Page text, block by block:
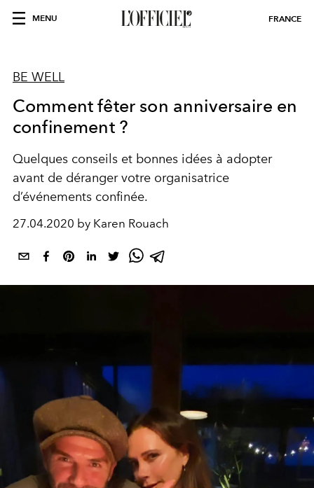
MENU FRANCE
BE WELL
Comment fêter son anniversaire en
confinement ?
Quelques conseils et bonnes idées à adopter
avant de déranger votre organisatrice
d’événements confinée.
27.04.2020 by Karen Rouach